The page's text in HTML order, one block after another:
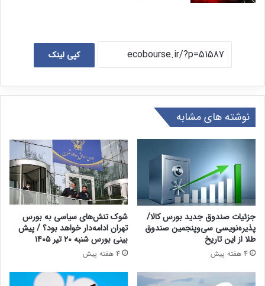
کپی لینک
نوشته های مشابه
جزئیات صندوق جدید بورس کالا/
پذیره‌نویسی سی‌وپنجمین صندوق
طلا از این تاریخ
4 هفته پیش
شوک تنش‌های سیاسی به بورس
تهران ادامه‌دار خواهد بود؟ / پیش
بینی بورس شنبه ۲۰ تیر ۱۴۰۵
4 هفته پیش